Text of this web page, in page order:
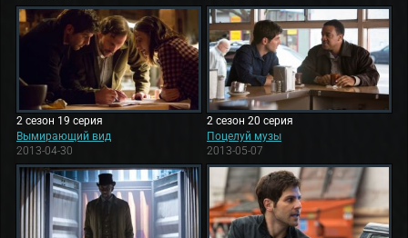
2 сезон 19 серия
Вымирающий вид
2013-04-30
2 сезон 20 серия
Поцелуй музы
2013-05-07